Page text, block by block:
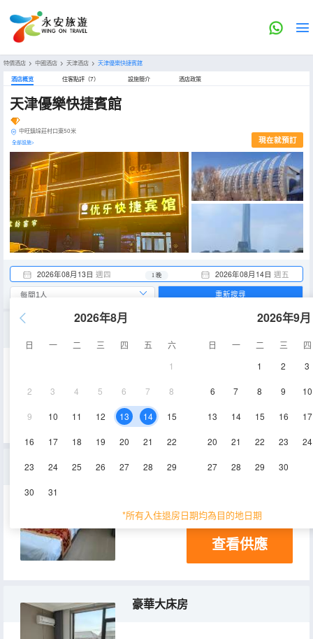
特價酒店 > 中國酒店 > 天津酒店 > 天津優樂快捷賓館
酒店概览 住客點評（7） 設施簡介 酒店政策
天津優樂快捷賓館
中旺鎮垛莊村口東50米
全部設施> 現在就預訂
2026年08月13日 週四 2026年08月14日 週五
1 晚
2026年8月
日 一 二 三 四 五
六
1
2 3 4 5 6 7 8
9 10 11 12 13 14 15
16 17 18 19 20 21 22
23 24 25 26 27 28 29
30 31
2026年9月
日 一 二 三
四
1
2 3
6 7 8 9 10
13 14 15 16 17
20 21 22 23 24
27 28 29 30
*所有入住退房日期均為目的地日期
重新搜尋
空調
電視機
標準大床房（外窗）
20㎡ 3層
查看供應
豪華大床房